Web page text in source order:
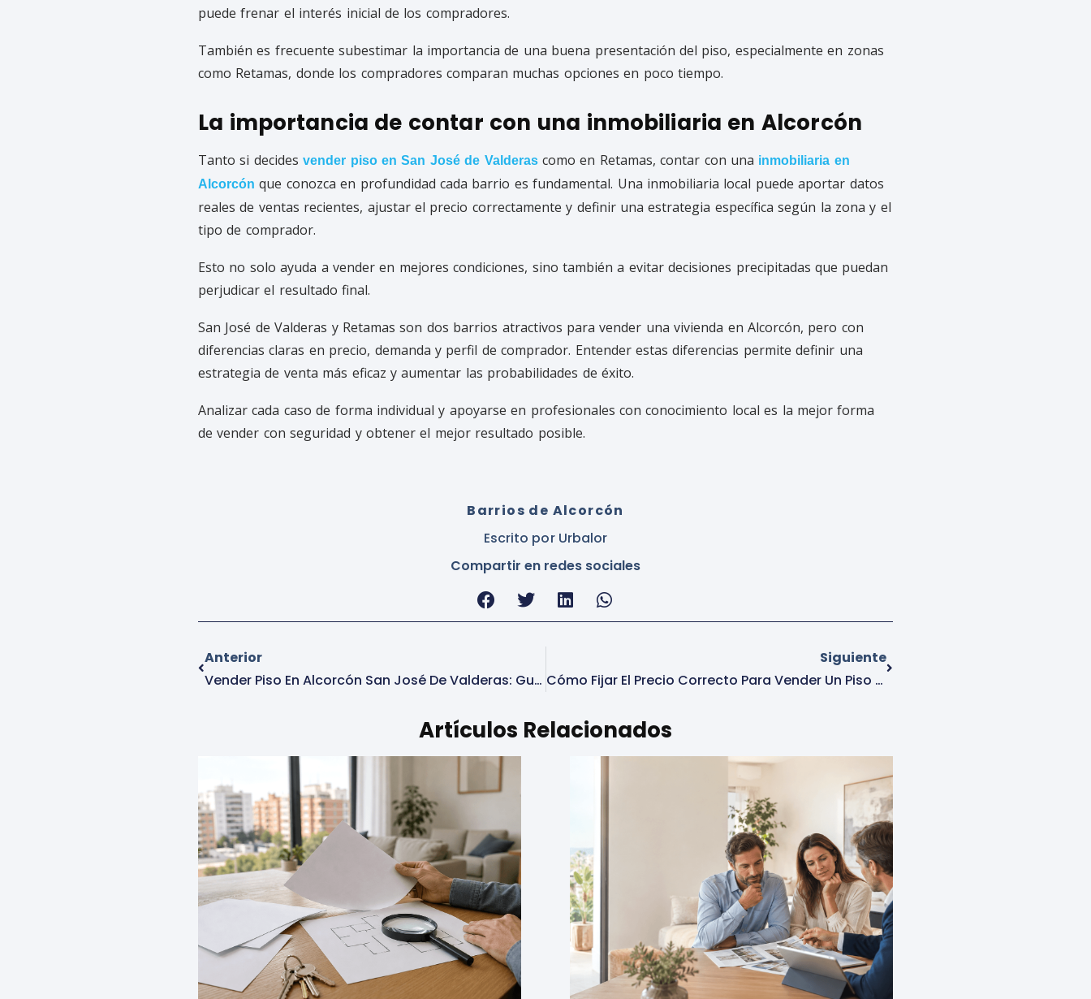
puede frenar el interés inicial de los compradores.
También es frecuente subestimar la importancia de una buena presentación del piso, especialmente en zonas
como Retamas, donde los compradores comparan muchas opciones en poco tiempo.
La importancia de contar con una inmobiliaria en Alcorcón
Tanto si decidesvender piso en San José de Valderascomo en Retamas, contar con una inmobiliaria en
Alcorcón que conozca en profundidad cada barrio es fundamental. Una inmobiliaria local puede aportar datos
reales de ventas recientes, ajustar el precio correctamente y definir una estrategia específica según la zona y el
tipo de comprador.
Esto no solo ayuda a vender en mejores condiciones, sino también a evitar decisiones precipitadas que puedan
perjudicar el resultado final.
San José de Valderas y Retamas son dos barrios atractivos para vender una vivienda en Alcorcón, pero con
diferencias claras en precio, demanda y perfil de comprador. Entender estas diferencias permite definir una
estrategia de venta más eficaz y aumentar las probabilidades de éxito.
Analizar cada caso de forma individual y apoyarse en profesionales con conocimiento local es la mejor forma
de vender con seguridad y obtener el mejor resultado posible.
Barrios de Alcorcón
Escrito porUrbalor
Compartir en redes sociales
Anterior
Vender Piso En Alcorcón San José De Valderas: Guía Completa
Siguiente
Cómo Fijar El Precio Correcto Para Vender Un Piso En Alcorcón
Artículos Relacionados